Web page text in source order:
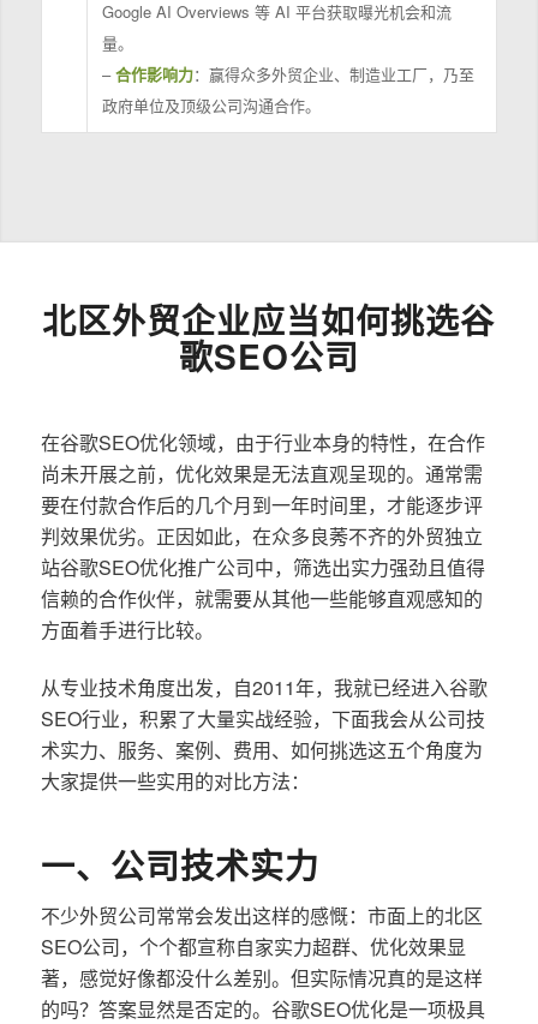
Google AI Overviews 等 AI 平台获取曝光机会和流
量。
–合作影响力：赢得众多外贸企业、制造业工厂，乃至
政府单位及顶级公司沟通合作。
北区外贸企业应当如何挑选谷
歌SEO公司
在谷歌SEO优化领域，由于行业本身的特性，在合作
尚未开展之前，优化效果是无法直观呈现的。通常需
要在付款合作后的几个月到一年时间里，才能逐步评
判效果优劣。正因如此，在众多良莠不齐的外贸独立
站谷歌SEO优化推广公司中，筛选出实力强劲且值得
信赖的合作伙伴，就需要从其他一些能够直观感知的
方面着手进行比较。
从专业技术角度出发，自2011年，我就已经进入谷歌
SEO行业，积累了大量实战经验，下面我会从公司技
术实力、服务、案例、费用、如何挑选这五个角度为
大家提供一些实用的对比方法：
一、公司技术实力
不少外贸公司常常会发出这样的感慨：市面上的北区
SEO公司，个个都宣称自家实力超群、优化效果显
著，感觉好像都没什么差别。但实际情况真的是这样
的吗？答案显然是否定的。谷歌SEO优化是一项极具